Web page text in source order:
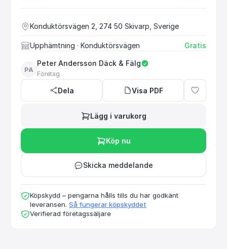
Konduktörsvägen 2, 274 50 Skivarp, Sverige
Upphämtning · Konduktörsvägen Gratis
PA
Peter Andersson Däck & Fälg
Företag
Dela Visa PDF
Lägg i varukorg
Köp nu
Skicka meddelande
Köpskydd – pengarna hålls tills du har godkänt
leveransen. Så fungerar köpskyddet
Verifierad företagssäljare